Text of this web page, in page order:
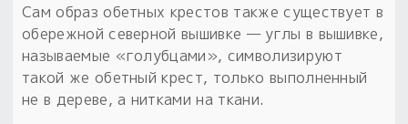
Сам образ обетных крестов также существует в
обережной северной вышивке — углы в вышивке,
называемые «голубцами», символизируют
такой же обетный крест, только выполненный
не в дереве, а нитками на ткани.